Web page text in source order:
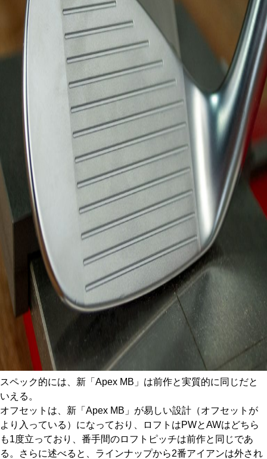
スペック的には、新「Apex MB」は前作と実質的に同じだと
いえる。
オフセットは、新「Apex MB」が易しい設計（オフセットが
より入っている）になっており、ロフトはPWとAWはどちら
も1度立っており、番手間のロフトピッチは前作と同じであ
る。さらに述べると、ラインナップから2番アイアンは外され